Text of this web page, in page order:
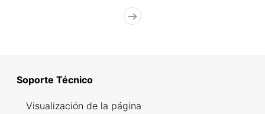
Soporte Técnico
Visualización de la página